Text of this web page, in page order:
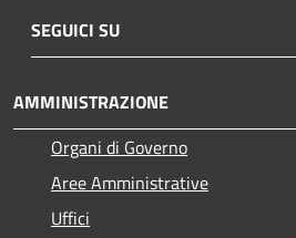
SEGUICI SU
AMMINISTRAZIONE
Organi di Governo
Aree Amministrative
Uffici